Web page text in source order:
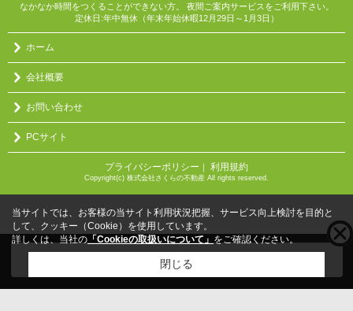
なかなか時間をつくることができない方。 夜間ご案内サービスをご利用下さい。
定休日:年中無休（年末年始休暇12月29日～1月3日）
ホーム
会社概要
お問い合わせ
PCサイト
プライバシーポリシー ｜ 利用規約
Copyright(c) 株式会社さくらの不動産 All rights reserved.
こちらの物件をご覧の方にお勧めな物件
当サイトでは、お客様の当サイト利用状況把握、サービス向上検討を目的と
して、クッキー（Cookie）を使用しています。
詳しくは、当社の 「Cookieの取扱いについて」 をご確認ください。
閉じる